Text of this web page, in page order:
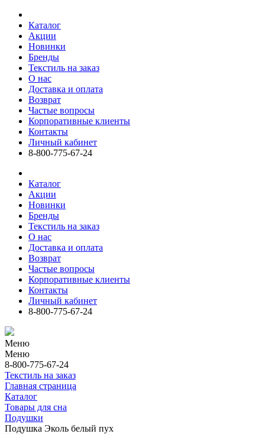
Каталог
Акции
Новинки
Бренды
Текстиль на заказ
О нас
Доставка и оплата
Возврат
Частые вопросы
Корпоративные клиенты
Контакты
Личный кабинет
8-800-775-67-24
Каталог
Акции
Новинки
Бренды
Текстиль на заказ
О нас
Доставка и оплата
Возврат
Частые вопросы
Корпоративные клиенты
Контакты
Личный кабинет
8-800-775-67-24
Меню
Меню
8-800-775-67-24
Текстиль на заказ
Главная страница
Каталог
Товары для сна
Подушки
Подушка Эколь белый пух